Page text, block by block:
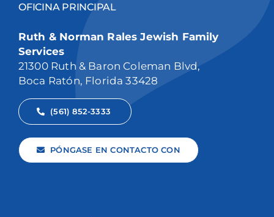
OFICINA PRINCIPAL
Ruth & Norman Rales Jewish Family
Services
21300 Ruth & Baron Coleman Blvd,
Boca Ratón, Florida 33428
(561) 852-3333
PÓNGASE EN CONTACTO CON